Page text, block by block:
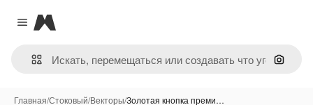
Close menu
Magnific
Поиск
Главная/Стоковый/Векторы/Золотая кнопка преми…